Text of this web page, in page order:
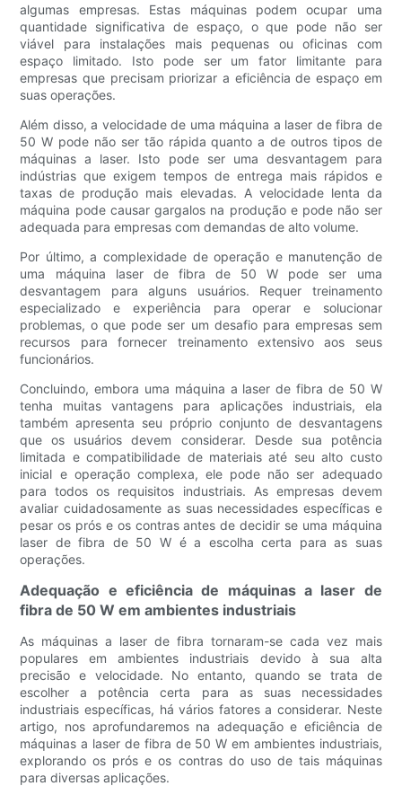
algumas empresas. Estas máquinas podem ocupar uma
quantidade significativa de espaço, o que pode não ser
viável para instalações mais pequenas ou oficinas com
espaço limitado. Isto pode ser um fator limitante para
empresas que precisam priorizar a eficiência de espaço em
suas operações.
Além disso, a velocidade de uma máquina a laser de fibra de
50 W pode não ser tão rápida quanto a de outros tipos de
máquinas a laser. Isto pode ser uma desvantagem para
indústrias que exigem tempos de entrega mais rápidos e
taxas de produção mais elevadas. A velocidade lenta da
máquina pode causar gargalos na produção e pode não ser
adequada para empresas com demandas de alto volume.
Por último, a complexidade de operação e manutenção de
uma máquina laser de fibra de 50 W pode ser uma
desvantagem para alguns usuários. Requer treinamento
especializado e experiência para operar e solucionar
problemas, o que pode ser um desafio para empresas sem
recursos para fornecer treinamento extensivo aos seus
funcionários.
Concluindo, embora uma máquina a laser de fibra de 50 W
tenha muitas vantagens para aplicações industriais, ela
também apresenta seu próprio conjunto de desvantagens
que os usuários devem considerar. Desde sua potência
limitada e compatibilidade de materiais até seu alto custo
inicial e operação complexa, ele pode não ser adequado
para todos os requisitos industriais. As empresas devem
avaliar cuidadosamente as suas necessidades específicas e
pesar os prós e os contras antes de decidir se uma máquina
laser de fibra de 50 W é a escolha certa para as suas
operações.
Adequação e eficiência de máquinas a laser de
fibra de 50 W em ambientes industriais
As máquinas a laser de fibra tornaram-se cada vez mais
populares em ambientes industriais devido à sua alta
precisão e velocidade. No entanto, quando se trata de
escolher a potência certa para as suas necessidades
industriais específicas, há vários fatores a considerar. Neste
artigo, nos aprofundaremos na adequação e eficiência de
máquinas a laser de fibra de 50 W em ambientes industriais,
explorando os prós e os contras do uso de tais máquinas
para diversas aplicações.